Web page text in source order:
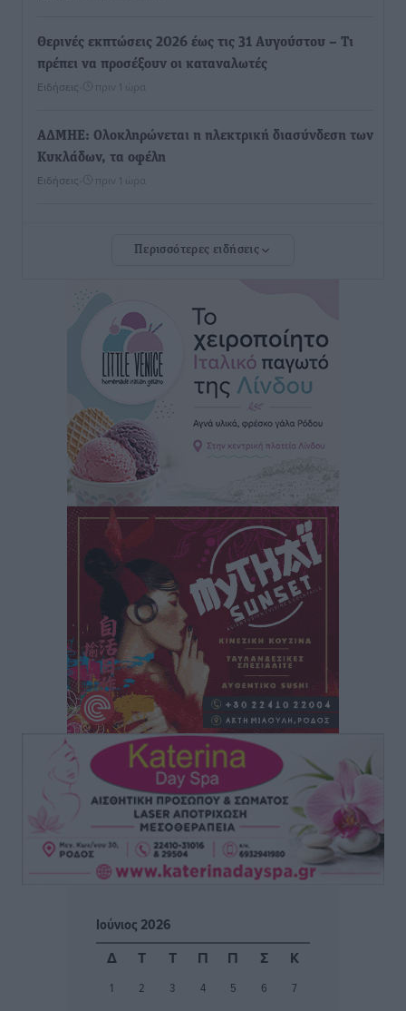
Θερινές εκπτώσεις 2026 έως τις 31 Αυγούστου – Τι
πρέπει να προσέξουν οι καταναλωτές
Ειδήσεις πριν 1 ώρα
ΑΔΜΗΕ: Ολοκληρώνεται η ηλεκτρική διασύνδεση των
Κυκλάδων, τα οφέλη
Ειδήσεις πριν 1 ώρα
– Τι ισχύει για Έλληνες
Βούλγαροι τουρίστες: Λιγότερες διανυκτερεύσεις
στην Ελλάδα, αλλά 18% υψηλότερη δαπάνη ανά
διανυκτέρευση
πριν 1 ώρα
Βέλγοι τουρίστες: Στα 547,9 εκατ. ευρώ οι εισπράξεις
για την Ελλάδα
Ειδήσεις• πριν 1 ώρα
Οι κανόνες για τουριστική ανάπτυξη –
Κατηγοριοποιήσεις, ρυθμίσεις και όρια
Τοπικές Ειδήσεις πριν 1 ώρα
Η Τουρκία «γκριζάρει» ξανά το Αιγαίο και προκαλεί
με αφορμή το Ειδικό Χωροταξικό Πλαίσιο για τον
Τουρισμό
Τοπικές Ειδήσεις• πριν 2 ώρες
Νέα εποχή για το Νοσοκομείο Ρόδου: Έργα υποδομής,
ακτινοθεραπευτικό κέντρο και νέα μέτρα για τη
στελέχωση
Τοπικές Ειδήσεις• πριν 2 ώρες
Στη Δημοτική Επιτροπή η Ροδιακή Έπαυλη και το
Δίκτυο ΑμεΑ στη Μεσαιωνική Πόλη
Τοπικές Ειδήσεις πριν 2 ώρες
Περισσότερες ειδήσεις
Ιούνιος 2026
Δ
Τ Τ Π Π Σ Κ
1 2 3 4 5 6
7